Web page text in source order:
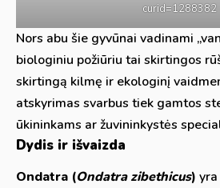
curid=1288382
Nors abu šie gyvūnai vadinami
biologiniu požiūriu tai skirtingos
skirtingą kilmę ir ekologinį
atskyrimas svarbus tiek gamtos
ūkininkams ar žuvininkystės
Dydis ir išvaizda
Ondatra (Ondatra zibethicus)